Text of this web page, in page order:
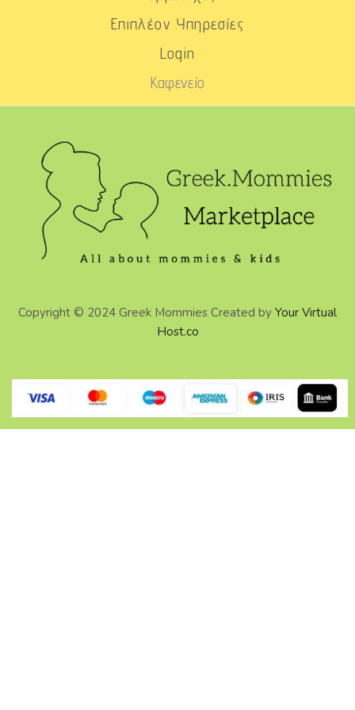
Επιπλέον Υπηρεσίες
Login
Καφενείο
Copyright © 2024 Greek Mommies Created by Your Virtual
Host.co